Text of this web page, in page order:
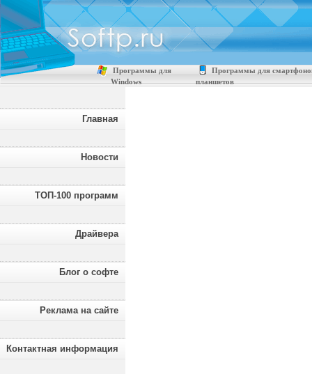
Программы для
Windows
Программы для
планшетов
Главная
Новости
ТОП-100 программ
Драйвера
Блог о софте
Реклама на сайте
Контактная информация